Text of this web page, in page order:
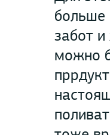
больше
забот и
можно